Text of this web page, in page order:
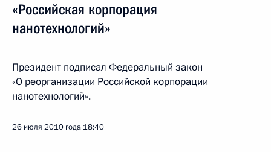
«Российская корпорация
нанотехнологий»
Президент подписал Федеральный закон
«О реорганизации Российской корпорации
нанотехнологий».
26 июля 2010 года 18:40